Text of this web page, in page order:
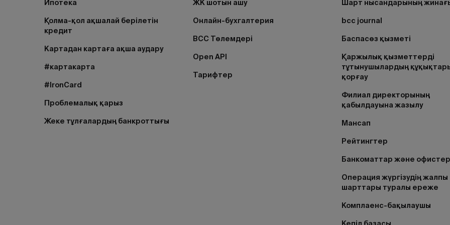
Ипотека
Қолма-қол ақшалай берілетін
кредит
Картадан картаға ақша аудару
#картакарта
#IronCard
Проблемалық қарыз
Жеке тұлғалардың банкроттығы
ЖК шотын ашу
Онлайн-бухгалтерия
BCC Төлемдері
Open API
Тарифтер
Шарт нысандарының
bcc journal
Баспасөз қызметі
Қаржылық қызметтерді
тұтынушылардың
қорғау
Филиал директорының
қабылдауына жазылу
Мансап
Рейтингтер
Банкоматтар және офистер
Операция жүргізудің жалпы
шарттары туралы ереже
Комплаенс-бақылаушы